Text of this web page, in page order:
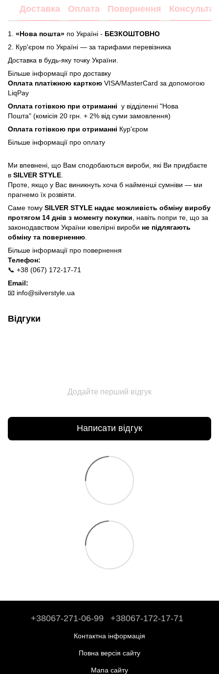
Доставка Оплата Повернення
1. «Нова пошта» по Україні - БЕЗКОШТОВНО
2.
Кур'єром по Україні — за тарифами перевізника
Доставка в будь-яку точку України.
Більше інформації про доставку
Оплата платіжною карткою VISA/MasterCard за допомогою
LiqPay
Оплата готівкою при отриманні у відділенні "Нова
Пошта" (комісія 20 грн. + 2% від суми замовлення)
Оплата готівкою при отриманні Кур'єром
Більше інформації про оплату
Ми впевнені, що Вам сподобаються вироби, які Ви придбаєте
в SILVER STYLE
Проте, якщо у Вас виникнуть хоча б найменші сумніви — ми
прагнемо їх розвіяти.
Саме тому SILVER STYLE надає можливість обміну виробу
протягом 14 днів з моменту покупки , навіть попри те, що за
законодавством України ювелірні вироби не підлягають
обміну та поверненню
Більше інформації про повернення
Телефон:
📞 +38 (067) 172-17-71
Email:
📧 info@silverstyle.ua
Відгуки
Додайте перший відгук
Написати відгук
+38067-271-06-99 +38067-172-17-71
Контактна інформація
Повна версія сайту
Мапа сайту